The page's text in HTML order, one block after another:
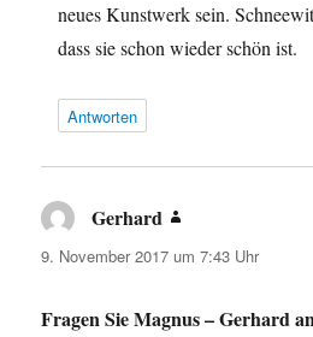
neues Kunstwerk sein.
dass sie schon wieder schön ist.
Antworten
Gerhard
9. November 2017 um 7:43 Uhr
Fragen Sie Magnus – Gerhard